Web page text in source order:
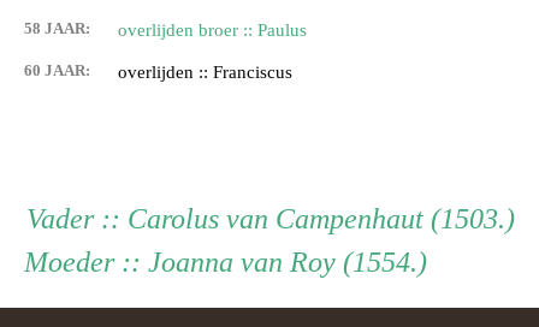
58 JAAR: overlijden broer :: Paulus
60 JAAR: overlijden :: Franciscus
Persoon
ouder
Vader Vader
:: Carolus van Campenhaut (1503.)
Moeder Moeder
:: Joanna van Roy (1554.)